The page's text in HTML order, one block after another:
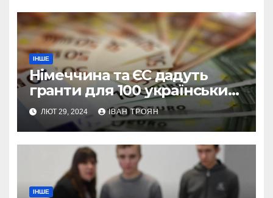
ІНШЕ
Німеччина та ЄС дадуть
гранти для 100 українських
підприємств
ЛЮТ 29, 2024 ІВАН ТРОЯН
ІНШЕ